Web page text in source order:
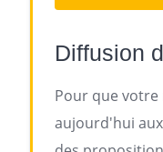
Diffusion
Pour que votre
aujourd'hui